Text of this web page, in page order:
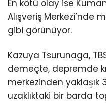
En kötü olay ise
Alışveriş
gibi görünüyor.
Kazuya Tsurunaga,
demeçte, depremde
merkezinden
uzaklıktaki bir barda